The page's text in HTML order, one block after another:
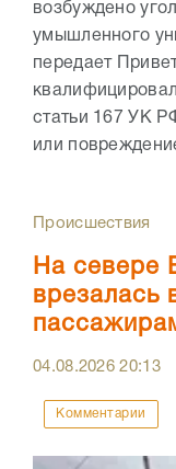
возбуждено
умышленного
передает
статьи 167 УК
или
Происшествия
На севере
врезалась
04.08.202620:13
Комментарии